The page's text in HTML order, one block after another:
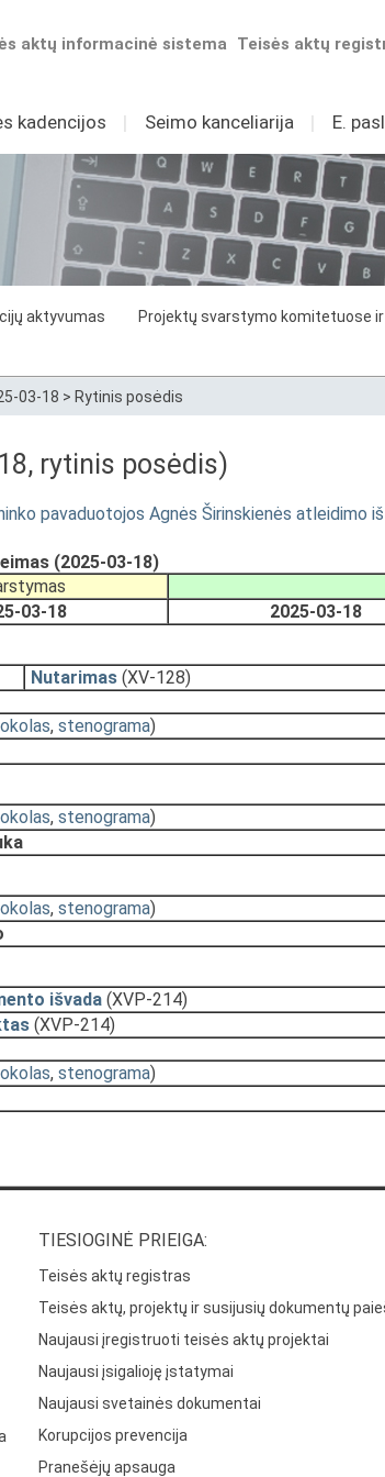
Teisės aktų
aktų informacinė sistema
kadencijos I Seimo kanceliarija I E.
aktyvumas
Projektų svarstymo komitetuose
03-18 > Rytinis posėdis
rytinis posėdis)
pavaduotojos Agnės Širinskienės atleidimo
(2025-03-18)
03-18 2025-03-18
Nutarimas (XV-128)
, stenograma)
, stenograma)
, stenograma)
išvada (XVP-214)
(XVP-214)
, stenograma)
TIESIOGINĖ PRIEIGA:
Teisės aktų registras
Teisės aktų, projektų ir susijusių dokumentų
Naujausi įregistruoti teisės aktų projektai
Naujausi įsigalioję įstatymai
Naujausi svetainės dokumentai
Korupcijos prevencija
Pranešėjų apsauga